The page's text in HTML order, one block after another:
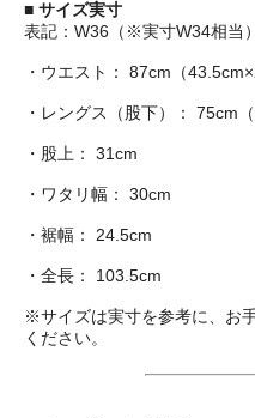
■ サイズ実寸
表記：W36（※実寸W34相当）
・ウエスト： 87cm（
・レングス（股下）： 75cm
・股上： 31cm
・ワタリ幅： 30cm
・裾幅： 24.5cm
・全長： 103.5cm
※サイズは実寸を参考に、お
ください。